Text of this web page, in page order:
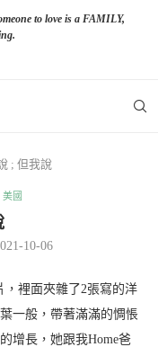
to love is a FAMILY,
; 但我說
美國
10-06
，裡面夾雜了2張寫的洋
一般，帶著滿滿的惆悵
增長，她跟我Home爸